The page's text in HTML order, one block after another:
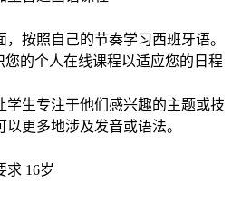
，按照自己的节奏学习西班牙语。
您的个人在线课程以适应您的日程
学生专注于他们感兴趣的主题或技
以更多地涉及发音或语法。
求 16岁